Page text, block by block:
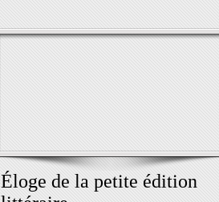
Éloge de la petite édition